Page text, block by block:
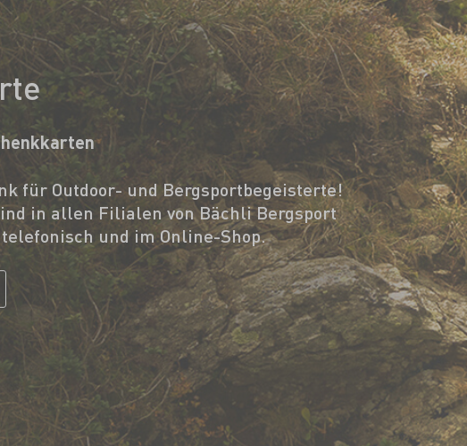
für Outdoor- und Bergsportbegeisterte!
in allen Filialen von Bächli Bergsport
und im Online-Shop.